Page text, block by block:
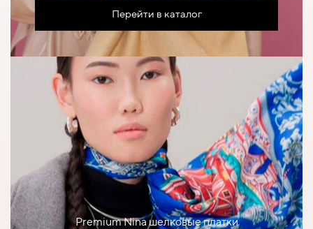
Перейти в каталог
Premium Nina шелковые платки